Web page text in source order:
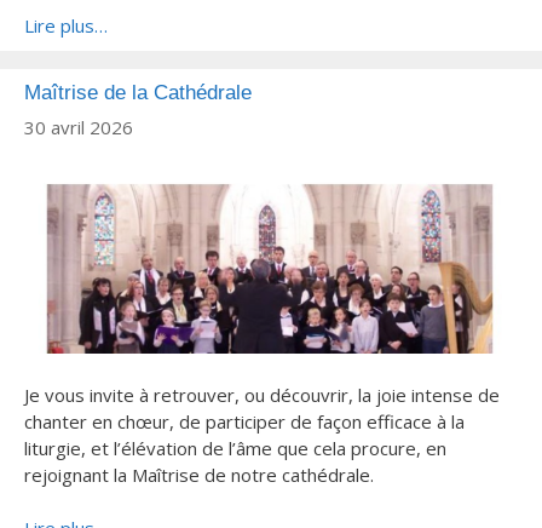
Lire plus…
Maîtrise de la Cathédrale
30 avril 2026
Je vous invite à retrouver, ou découvrir, la joie intense de
chanter en chœur, de participer de façon efficace à la
liturgie, et l’élévation de l’âme que cela procure, en
rejoignant la Maîtrise de notre cathédrale.